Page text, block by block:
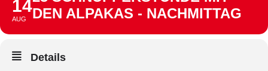
14
AUG
DEN ALPAKAS - NACHMITTAG
Details